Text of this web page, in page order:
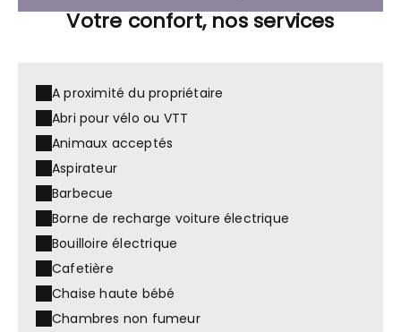
Votre confort, nos services
A proximité du propriétaire
Abri pour vélo ou VTT
Animaux acceptés
Aspirateur
Barbecue
Borne de recharge voiture électrique
Bouilloire électrique
Cafetière
Chaise haute bébé
Chambres non fumeur